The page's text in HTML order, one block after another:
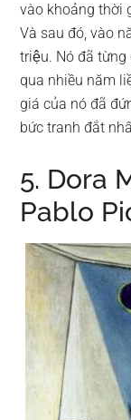
vào khoảng thời
Và sau đó, vào
triệu. Nó đã
qua nhiều năm
giá của nó đã
bức tranh đắt
5. Dora
Pablo